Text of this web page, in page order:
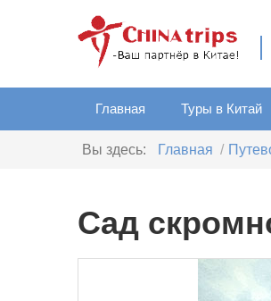
Главная Туры в Китай
Вы здесь: Главная
Сад